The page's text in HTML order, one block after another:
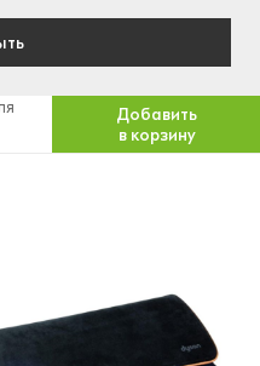
Добавить
в корзину